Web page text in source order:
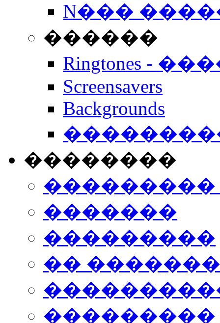
N���
������
Ringtones -
Screensavers
Backgrounds
��������
���������
�������
���������
��
���������